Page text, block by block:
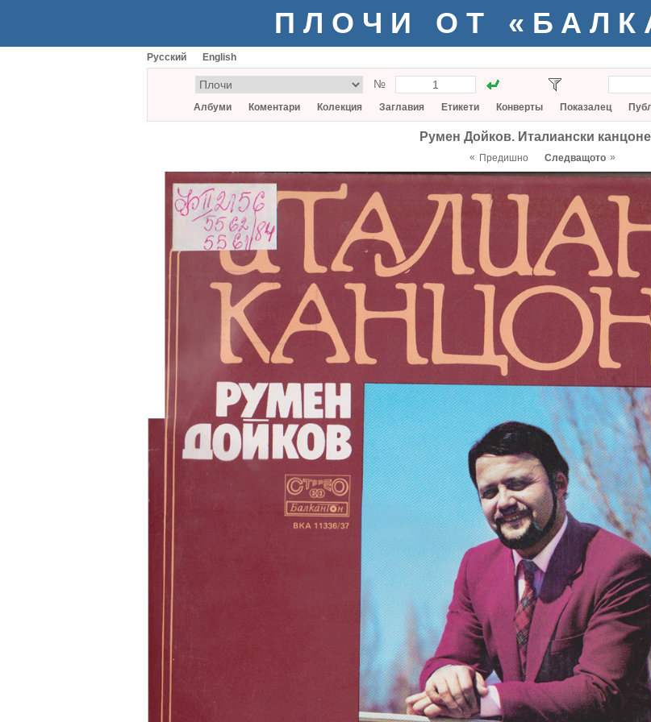
ПЛОЧИ ОТ
Русский English
№
Албуми Коментари Колекция Заглавия Етикети Конверты Показалец
Румен Дойков. Италиански
« Предишно Следващото »